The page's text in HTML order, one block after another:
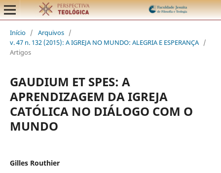
Início / Arquivos /
v. 47 n. 132 (2015): A IGREJA NO MUNDO: ALEGRIA E ESPERANÇA /
Artigos
GAUDIUM ET SPES: A
APRENDIZAGEM DA IGREJA
CATÓLICA NO DIÁLOGO COM O
MUNDO
Gilles Routhier